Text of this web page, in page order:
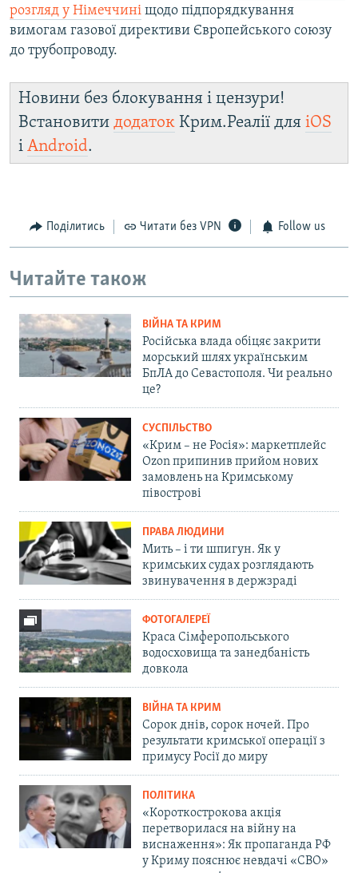
розгляд у Німеччині щодо підпорядкування
вимогам газової директиви Європейського союзу
до трубопроводу.
Новини без блокування і цензури!
Встановити додаток Крим.Реалії для iOS
і Android.
Поділитись Читати без VPN Follow us
Читайте також
ВІЙНА ТА КРИМ
Російська влада обіцяє закрити
морський шлях українським
БпЛА до Севастополя. Чи реально
це?
СУСПІЛЬСТВО
«Крим – не Росія»: маркетплейс
Ozon припинив прийом нових
замовлень на Кримському
півострові
ПРАВА ЛЮДИНИ
Мить – і ти шпигун. Як у
кримських судах розглядають
звинувачення в держзраді
ФОТОГАЛЕРЕЇ
Краса Сімферопольського
водосховища та занедбаність
довкола
ВІЙНА ТА КРИМ
Сорок днів, сорок ночей. Про
результати кримської операції з
примусу Росії до миру
ПОЛІТИКА
«Короткострокова акція
перетворилася на війну на
виснаження»: Як пропаганда РФ
у Криму пояснює невдачі «СВО»